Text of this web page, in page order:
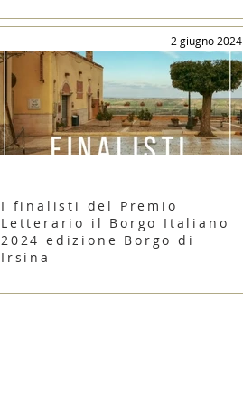
2 giugno 2024
I finalisti del Premio
Letterario il Borgo Italiano
2024 edizione Borgo di
Irsina